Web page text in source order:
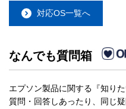
対応OS一覧へ
なんでも質問箱
エプソン製品に関する『知り
質問・回答しあったり、同じ